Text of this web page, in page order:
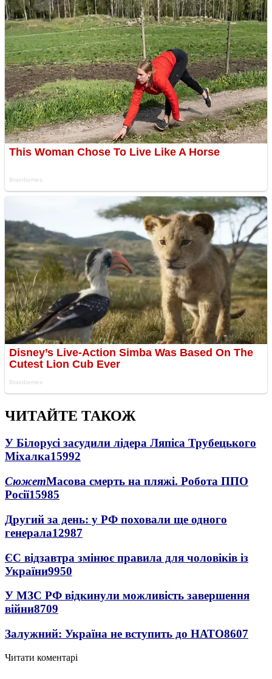
ЧИТАЙТЕ ТАКОЖ
У Білорусі засудили лідера Ляпіса Трубецького
Міхалка15992
СюжетМасова смерть на пляжі. Робота ППО
Росії15985
Другий за день: у РФ поховали ще одного
генерала12987
ЄС відзавтра змінює правила для чоловіків із
України9950
У МЗС РФ відкинули можливість завершення
війни8709
Залужний: Україна не вступить до НАТО8607
Читати коментарі